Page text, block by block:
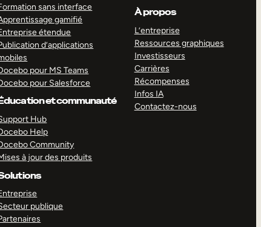
sans interface
gamifié
étendue
d’applications
pour MS Teams
pour Salesforce
Éducation et communauté
Hub
Help
Community
à jour des produits
publique
À propos
L’entreprise
Ressources graphiques
Investisseurs
Carrières
Récompenses
Infos IA
Contactez-nous